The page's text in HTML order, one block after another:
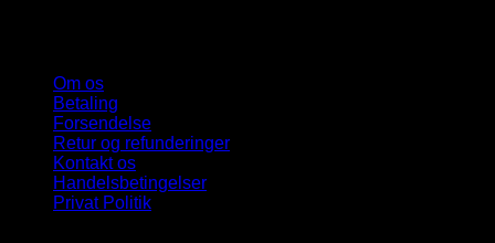
Om os
Betaling
Forsendelse
Retur og refunderinger
Kontakt os
Handelsbetingelser
Privat Politik